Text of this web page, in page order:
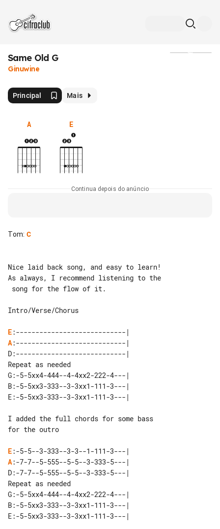
Same Old G
Ginuwine
Principal Mais
A E
Continua depois do anúncio
Tom: C
Nice laid back song, and easy to learn!
As always, I recommend listening to the
Intro/Verse/Chorus
E
A:----------------------------|
D:----------------------------|
G:-5-5xx4-444--4-4xx2-222-4---|
B:-5-5xx3-333--3-3xx1-111-3---|
E:-5-5xx3-333--3-3xx1-111-3---|
I added the full chords for some bass
for the outro
E
A:-7-7--5-555--5-5--3-333-5---|
D:-7-7--5-555--5-5--3-333-5---|
Repeat as needed
G:-5-5xx4-444--4-4xx2-222-4---|
B:-5-5xx3-333--3-3xx1-111-3---|
E:-5-5xx3-333--3-3xx1-111-3---|